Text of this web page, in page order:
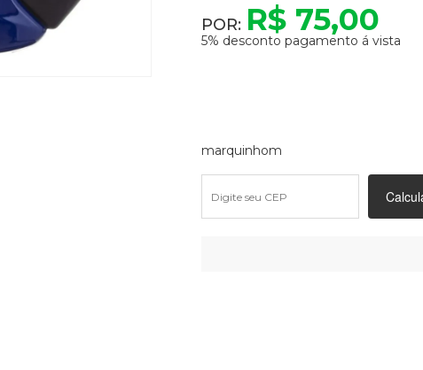
POR: R$ 75,00
5% desconto pagamento á vista
marquinhom